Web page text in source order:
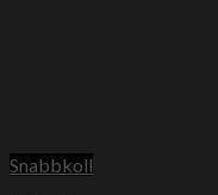
Snabbkoll